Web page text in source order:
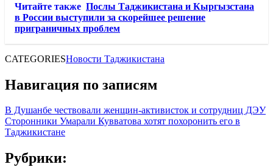
Читайте также Послы Таджикистана и Кыргызстана
в России выступили за скорейшее решение
приграничных проблем
CATEGORIESНовости Таджикистана
Навигация по записям
В Душанбе чествовали женщин-активисток и сотрудниц ДЭУ
Сторонники Умарали Кувватова хотят похоронить его в
Таджикистане
Рубрики: